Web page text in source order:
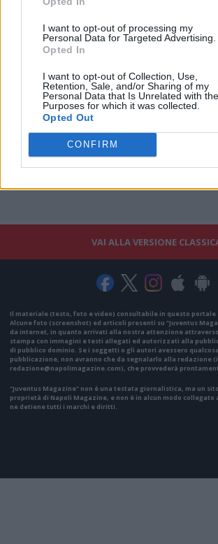
I want to opt-out of processing my
Personal Data for Targeted Advertising.
Opted In
I want to opt-out of Collection, Use,
Retention, Sale, and/or Sharing of my
Personal Data that Is Unrelated with the
Purposes for which it was collected.
Opted Out
CONFIRM
VAI ALLA VERSIONE
Il materiale (testo, foto e video) consultabile in questo portale
Alcune foto (screenshot) ed articoli presenti su "Juventus
da internet, in quanto arrivati alla nostra attenzione
stampa con immagini e testi allegati ed autorizzati alla
di pubblico dominio. Se i soggetti o gli autori avessero
pubblicazione, non avranno che da segnalarlo alla redazione
redazione@napolimagazine.com), che provvederà
"Juventus Magazine" non è una testata giornalistica, ma un
proprietà di Napoli Magazine, e non è in alcun modo collegato
ne detiene tutti i marchi e diritti.